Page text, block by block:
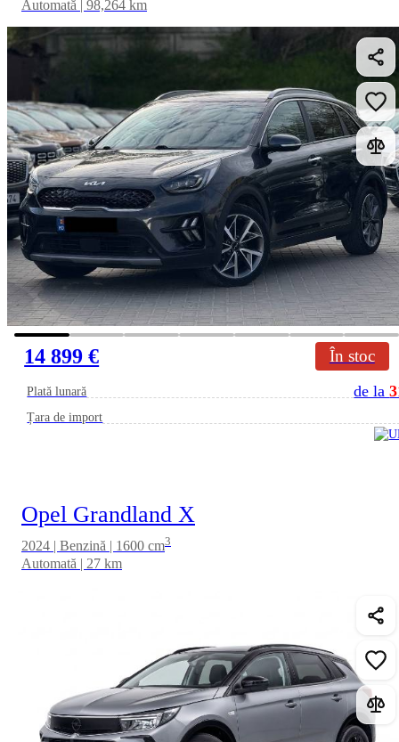
Automată | 98,264 km
14 899 € În stoc
Plată lunară de la
Țara de import
Opel Grandland X
2024 | Benzină | 1600 cm3
Automată | 27 km